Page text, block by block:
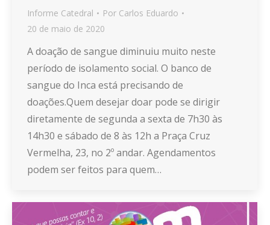
Informe Catedral Por Carlos Eduardo
20 de maio de 2020
A doação de sangue diminuiu muito neste
período de isolamento social. O banco de
sangue do Inca está precisando de
doações.Quem desejar doar pode se dirigir
diretamente de segunda a sexta de 7h30 às
14h30 e sábado de 8 às 12h a Praça Cruz
Vermelha, 23, no 2º andar. Agendamentos
podem ser feitos para quem…